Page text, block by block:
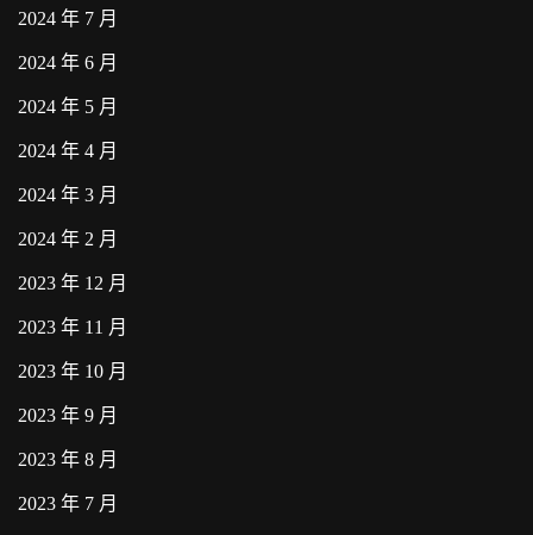
2024 年 7 月
2024 年 6 月
2024 年 5 月
2024 年 4 月
2024 年 3 月
2024 年 2 月
2023 年 12 月
2023 年 11 月
2023 年 10 月
2023 年 9 月
2023 年 8 月
2023 年 7 月